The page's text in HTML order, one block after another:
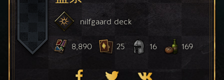
nilfgaard deck
8,890 25 16 169